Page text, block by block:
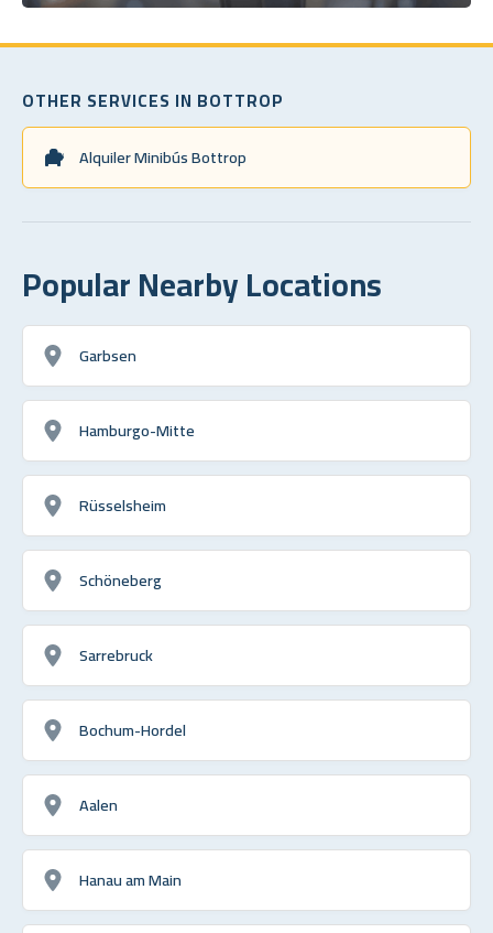
OTHER SERVICES IN BOTTROP
Alquiler Minibús Bottrop
Popular Nearby Locations
Garbsen
Hamburgo-Mitte
Rüsselsheim
Schöneberg
Sarrebruck
Bochum-Hordel
Aalen
Hanau am Main